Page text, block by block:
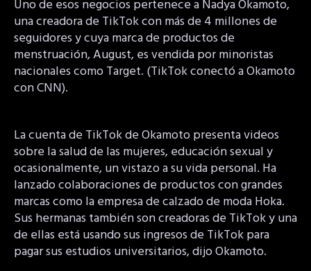
Uno de esos negocios pertenece a Nadya Okamoto,
una creadora de TikTok con más de 4 millones de
seguidores y cuya marca de productos de
menstruación, August, es vendida por minoristas
nacionales como Target. (TikTok conectó a Okamoto
con CNN).
La cuenta de TikTok de Okamoto presenta videos
sobre la salud de las mujeres, educación sexual y
ocasionalmente, un vistazo a su vida personal. Ha
lanzado colaboraciones de productos con grandes
marcas como la empresa de calzado de moda Hoka.
Sus hermanas también son creadoras de TikTok y una
de ellas está usando sus ingresos de TikTok para
pagar sus estudios universitarios, dijo Okamoto.